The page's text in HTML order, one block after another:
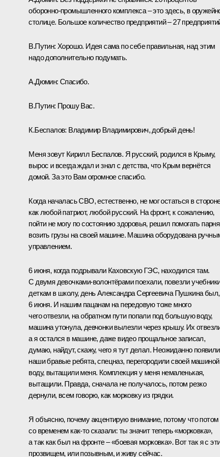
оборонно-промышленного комплекса – это здесь, в
столице. Большое количество предприятий – 27
В.Путин: Хорошо. Идея сама по себе правильная, над этим
надо дополнительно подумать.
А.Дюмин: Спасибо.
В.Путин: Прошу Вас.
К.Беспалов: Владимир Владимирович, добрый день!
Меня зовут Кирилл Беспалов. Я русский, родился в Крыму,
вырос и всегда ждал и знал с детства, что Крым вернётся
домой. За это Вам огромное спасибо.
Когда началась СВО, естественно, не мог остаться в
как любой патриот, любой русский. На фронт, к сожалению,
пойти не могу по состоянию здоровья, решил помогать
возить грузы на своей машине. Машина оборудована
управлением.
6 июня, когда подрывали Каховскую ГЭС, находился там.
С двумя девочками-волонтёрами поехали, повезли
деткам в школу, день Александра Сергеевича Пушкина был,
6 июня. И нашим пацанам на передовую тоже много
чего отвезли, на обратном пути попали под большую воду,
машина утонула, девчонки вылезли через крышу. Их
а я остался в машине, даже видео прощальное записал,
думаю, найдут, скажу, чего я тут делал. Неожиданно
наши бравые ребята, спецназ, перегородили своей машиной
воду, вытащили меня. Комплекция у меня немаленькая,
вытащили. Правда, сначала не получалось, потом резко
дернули, всем говорю, как морковку из грядки.
Я объясню, почему акцентирую внимание, потому что потом
со временем как-то сказали: ты значит теперь «морковка»,
а так как был на фронте – «боевая морковка». Вот так я с
прозвищем, или позывным, и живу сейчас.